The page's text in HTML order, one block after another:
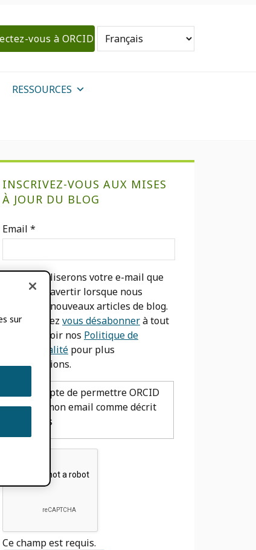
vous à ORCID
RESSOURCES
INSCRIVEZ-VOUS AUX MISES
À JOUR DU BLOG
Email *
Nous n'utiliserons votre e-mail que
pour vous avertir lorsque nous
aurons de nouveaux articles de blog.
Vous pouvez vous désabonnerà tout
moment. Voir nos Politique de
confidentialité pour plus
d'informations.
J'accepte de permettre ORCID
utiliser mon email comme décrit
ci-dessus
Ce champ est requis.
sur